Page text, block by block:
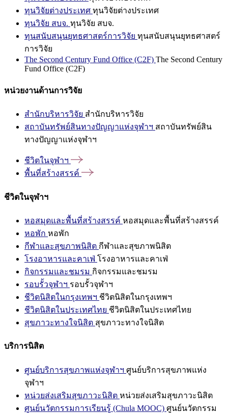
ทุนวิจัยต่างประเทศ ทุนวิจัยต่างประเทศ
ทุนวิจัย สบจ. ทุนวิจัย สบจ.
ทุนสนับสนุนยุทธศาสตร์การวิจัย ทุนสนับสนุนยุทธศาสตร์
การวิจัย
The Second Century Fund Office (C2F) The Second Century
Fund Office (C2F)
หน่วยงานด้านการวิจัย
สำนักบริหารวิจัย สำนักบริหารวิจัย
สถาบันทรัพย์สินทางปัญญาแห่งจุฬาฯ สถาบันทรัพย์สิน
ทางปัญญาแห่งจุฬาฯ
ชีวิตในจุฬาฯ
พื้นที่สร้างสรรค์
ชีวิตในจุฬาฯ
หอสมุดและพื้นที่สร้างสรรค์ หอสมุดและพื้นที่สร้างสรรค์
หอพัก หอพัก
กีฬาและสุขภาพนิสิต กีฬาและสุขภาพนิสิต
โรงอาหารและคาเฟ่ โรงอาหารและคาเฟ่
กิจกรรมและชมรม กิจกรรมและชมรม
รอบรั้วจุฬาฯ รอบรั้วจุฬาฯ
ชีวิตนิสิตในกรุงเทพฯ ชีวิตนิสิตในกรุงเทพฯ
ชีวิตนิสิตในประเทศไทย ชีวิตนิสิตในประเทศไทย
สุขภาวะทางใจนิสิต สุขภาวะทางใจนิสิต
บริการนิสิต
ศูนย์บริการสุขภาพแห่งจุฬาฯ ศูนย์บริการสุขภาพแห่ง
จุฬาฯ
หน่วยส่งเสริมสุขภาวะนิสิต หน่วยส่งเสริมสุขภาวะนิสิต
ศูนย์นวัตกรรมการเรียนรู้ (Chula MOOC) ศูนย์นวัตกรรม